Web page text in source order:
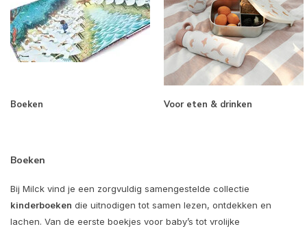
Boeken Voor eten & drinken
Boeken
Bij Milck vind je een zorgvuldig samengestelde collectie
kinderboeken die uitnodigen tot samen lezen, ontdekken en
lachen. Van de eerste boekjes voor baby’s tot vrolijke